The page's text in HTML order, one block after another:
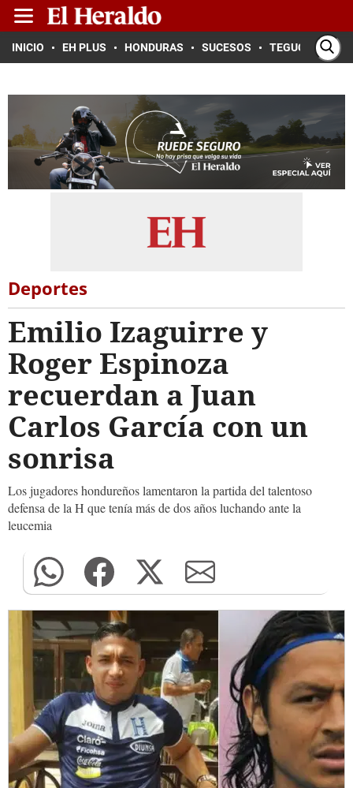
INICIO EH PLUS HONDURAS SUCESOS TEGUCIGALPA
Deportes
Emilio Izaguirre y
Roger Espinoza
recuerdan a Juan
Carlos García con un
sonrisa
Los jugadores hondureños lamentaron la partida del talentoso
defensa de la H que tenía más de dos años luchando ante la
leucemia